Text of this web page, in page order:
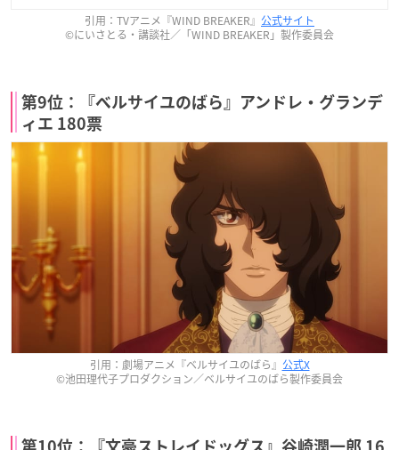
引用：TVアニメ『WIND BREAKER』 公式サイト
©にいさとる・講談社／「WIND BREAKER」製作委員会
第9位：『ベルサイユのばら』アンドレ・グランデ
ィエ 180票
引用：劇場アニメ『ベルサイユのばら』 公式X
©池田理代子プロダクション／ベルサイユのばら製作委員会
第10位：『文豪ストレイドッグス』谷崎潤一郎 16